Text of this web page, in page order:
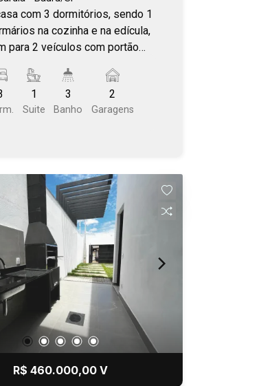
com 3 dormitórios, sendo 1
na cozinha e na edícula,
para 2 veículos com portão
e casa com boa
1
Suite
3
Banho
2
Garagens
R$ 460.000,00 V